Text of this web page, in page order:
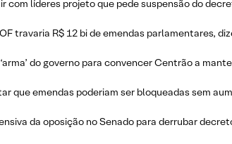
com líderes projeto que pede suspensão do
travaria R$ 12 bi de emendas parlamentares,
do governo para convencer Centrão a
que emendas poderiam ser bloqueadas sem
da oposição no Senado para derrubar